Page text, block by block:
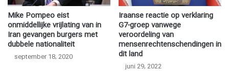
Mike Pompeo eist
onmiddellijke vrijlating van in
Iran gevangen burgers met
dubbele nationaliteit
september 18, 2020
Iraanse reactie op verklaring
G7-groep vanwege
veroordeling van
mensenrechtenschendingen in
dit land
juni 29, 2022